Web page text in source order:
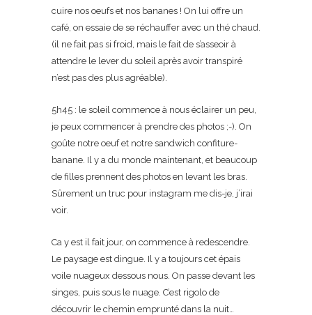
cuire nos oeufs et nos bananes ! On lui offre un
café, on essaie de se réchauffer avec un thé chaud.
(il ne fait pas si froid, mais le fait de s’asseoir à
attendre le lever du soleil après avoir transpiré
n’est pas des plus agréable).
5h45 : le soleil commence à nous éclairer un peu,
je peux commencer à prendre des photos ;-). On
goûte notre oeuf et notre sandwich confiture-
banane. Il y a du monde maintenant, et beaucoup
de filles prennent des photos en levant les bras.
Sûrement un truc pour instagram me dis-je, j’irai
voir.
Ca y est il fait jour, on commence à redescendre.
Le paysage est dingue. Il y a toujours cet épais
voile nuageux dessous nous. On passe devant les
singes, puis sous le nuage. C’est rigolo de
découvrir le chemin emprunté dans la nuit…